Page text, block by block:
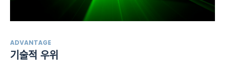
ADVANTAGE
기술적 우위